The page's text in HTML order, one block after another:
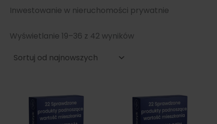
Inwestowanie w nieruchomości prywatnie
Wyświetlanie 19–36 z 42 wynikówPosortowane